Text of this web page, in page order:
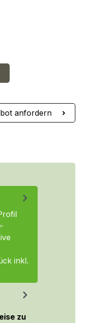
anfordern
inkl.
zu